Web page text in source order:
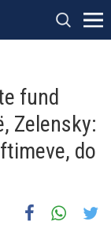
fund
Zelensky:
do